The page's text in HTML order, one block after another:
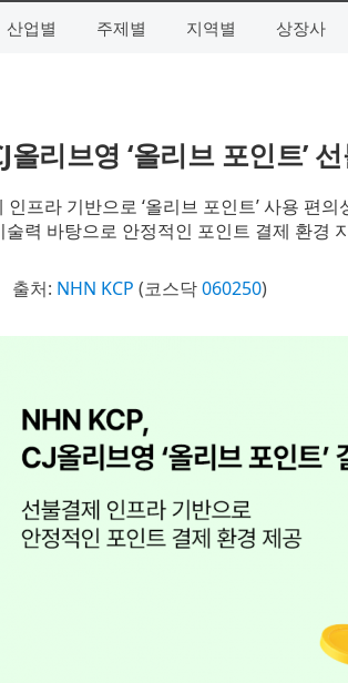
산업별 주제별 지역별 상장사
올리브영 ‘올리브 포인트’
프라 기반으로 ‘올리브 포인트’ 사용 편의
력 바탕으로 안정적인 포인트 결제 환경
출처: NHN KCP (코스닥060250)